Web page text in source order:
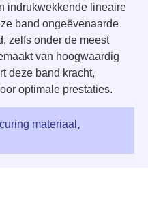
indrukwekkende lineaire
band ongeëvenaarde
zelfs onder de meest
van hoogwaardig
deze band kracht,
optimale prestaties.
materiaal ,